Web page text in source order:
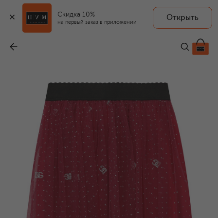
Скидка 10%
на первый заказ в приложении
Открыть